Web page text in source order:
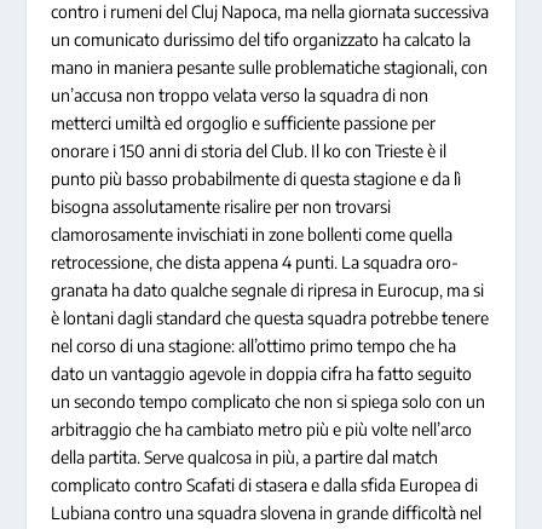
contro i rumeni del Cluj Napoca, ma nella giornata successiva
un comunicato durissimo del tifo organizzato ha calcato la
mano in maniera pesante sulle problematiche stagionali, con
un’accusa non troppo velata verso la squadra di non
metterci umiltà ed orgoglio e sufficiente passione per
onorare i 150 anni di storia del Club. Il ko con Trieste è il
punto più basso probabilmente di questa stagione e da lì
bisogna assolutamente risalire per non trovarsi
clamorosamente invischiati in zone bollenti come quella
retrocessione, che dista appena 4 punti. La squadra oro-
granata ha dato qualche segnale di ripresa in Eurocup, ma si
è lontani dagli standard che questa squadra potrebbe tenere
nel corso di una stagione: all’ottimo primo tempo che ha
dato un vantaggio agevole in doppia cifra ha fatto seguito
un secondo tempo complicato che non si spiega solo con un
arbitraggio che ha cambiato metro più e più volte nell’arco
della partita. Serve qualcosa in più, a partire dal match
complicato contro Scafati di stasera e dalla sfida Europea di
Lubiana contro una squadra slovena in grande difficoltà nel